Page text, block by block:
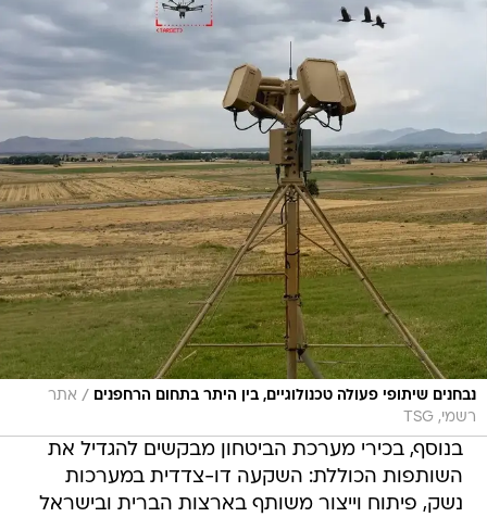
נבחנים שיתופי פעולה טכנולוגיים, בין היתר בתחום הרחפנים / אתר
רשמי, TSG
בנוסף, בכירי מערכת הביטחון מבקשים להגדיל את
השותפות הכוללת: השקעה דו-צדדית במערכות
נשק, פיתוח וייצור משותף בארצות הברית ובישראל